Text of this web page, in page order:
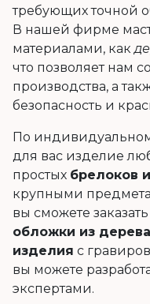
требующих точной
В нашей фирме
материалами, как
что позволяет нам
производства, а
безопасность и
По
для вас изделие
простых брелоков
крупными
вы сможете заказать
обложки из дерева
изделия с
вы можете
экспертами.